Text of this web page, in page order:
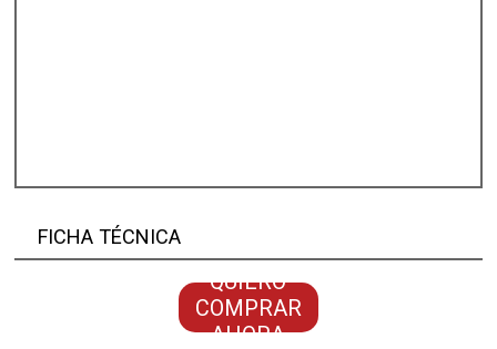
FICHA TÉCNICA
QUIERO
COMPRAR
AHORA